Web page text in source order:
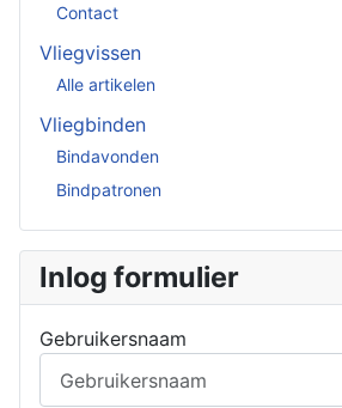
Contact
Vliegvissen
Alle artikelen
Vliegbinden
Bindavonden
Bindpatronen
Inlog formulier
Gebruikersnaam